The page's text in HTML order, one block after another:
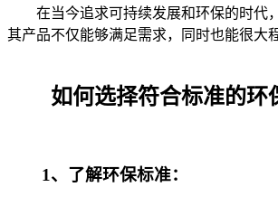
在当今追求可持续发展和环保的时代，
其产品不仅能够满足需求，同时也能很大
如何选择符合标准的环
1、了解环保标准：